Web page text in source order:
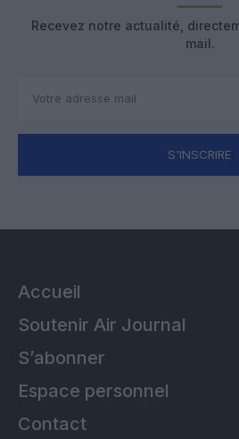
Recevez notre actualité,
mail.
S'INSCRIRE
Accueil
Soutenir Air Journal
S’abonner
Espace personnel
Contact